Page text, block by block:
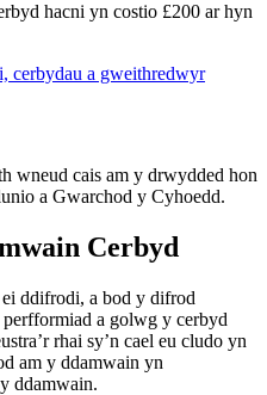
hacni yn costio £200 ar hyn
cerbydau a gweithredwyr
wneud cais am y drwydded hon
a Gwarchod y Cyhoedd.
Cerbyd
ddifrodi, a bod y difrod
a golwg y cerbyd
rhai sy’n cael eu cludo yn
am y ddamwain yn
ddamwain.